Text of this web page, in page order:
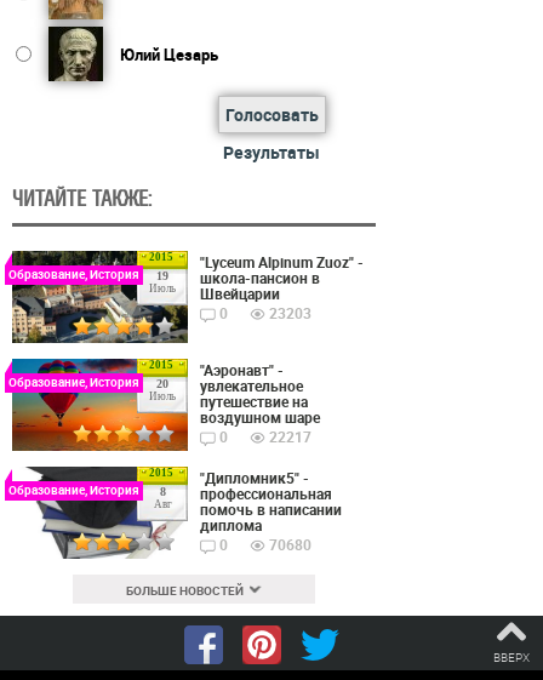
Юлий Цезарь
Голосовать
Результаты
ЧИТАЙТЕ ТАКЖЕ:
2015
19
Июль
Образование, История
"Lyceum Alpinum Zuoz" -
школа-пансион в
Швейцарии
0
23203
2015
20
Июль
Образование, История
"Аэронавт" -
увлекательное
путешествие на
воздушном шаре
0
22217
2015
8
Авг
Образование, История
"Дипломник5" -
профессиональная
помочь в написании
диплома
0
70680
БОЛЬШЕ НОВОСТЕЙ
ВВЕРХ